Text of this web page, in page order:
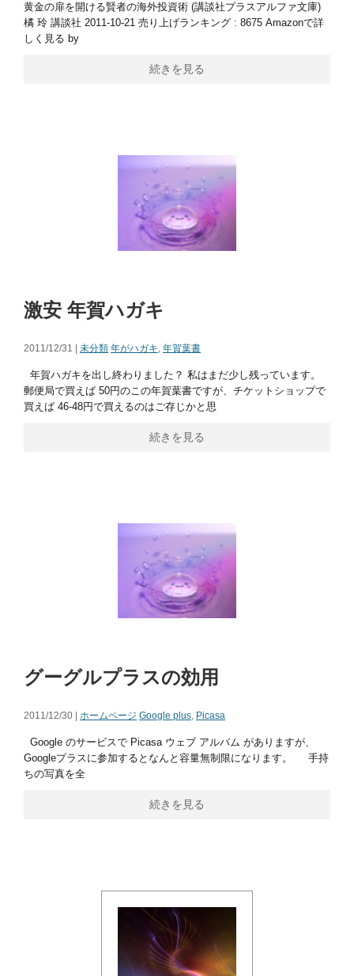
黄金の扉を開ける賢者の海外投資術 (講談社プラスアルファ文庫)
橘 玲 講談社 2011-10-21 売り上げランキング : 8675 Amazonで詳
しく見る by
続きを見る
激安 年賀ハガキ
2011/12/31 | 未分類 年がハガキ 年賀葉書
年賀ハガキを出し終わりました？ 私はまだ少し残っています。
郵便局で買えば 50円のこの年賀葉書ですが、チケットショップで
買えば 46-48円で買えるのはご存じかと思
続きを見る
グーグルプラスの効用
2011/12/30 | ホームページ Google plus, Picasa
Google のサービスで Picasa ウェブ アルバム がありますが、
Googleプラスに参加するとなんと容量無制限になります。 手持
ちの写真を全
続きを見る